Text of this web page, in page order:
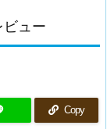
ュー
Copy